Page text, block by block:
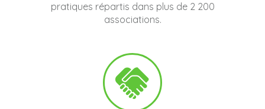
pratiques répartis dans plus de 2 200
associations.